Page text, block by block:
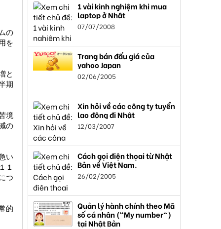
の
を
と
期
境
の
い
１
つ
的
1 vài kinh nghiệm khi mua
laptop ở Nhật
07/07/2008
Trang bán đấu giá của
yahoo Japan
02/06/2005
Xin hỏi về các công ty tuyển
lao động đi Nhật
12/03/2007
Cách gọi điện thọai từ Nhật
Bản về Việt Nam.
26/02/2005
Quản lý hành chính theo Mã
số cá nhân ("My number")
tại Nhật Bản